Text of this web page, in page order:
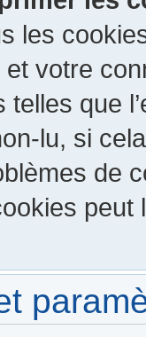
les
votre
telles que
lu, si
de
peut